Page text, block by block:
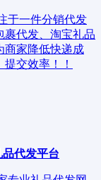
于一件分销代发
裹代发、淘宝礼品
商家降低快递成
交效率！！
代发平台